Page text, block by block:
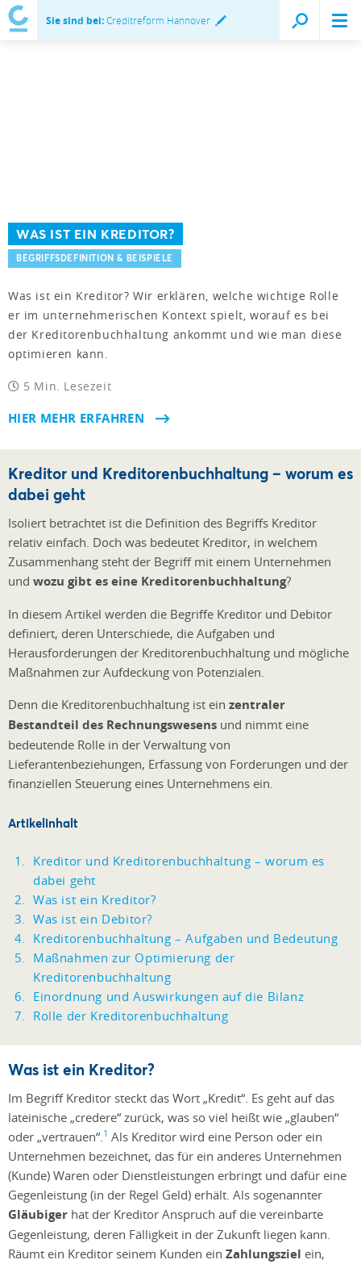
Sie sind bei:Creditreform Hannover
WAS IST EIN KREDITOR?
BEGRIFFSDEFINITION & BEISPIELE
Was ist ein Kreditor? Wir erklären, welche wichtige Rolle
er im unternehmerischen Kontext spielt, worauf es bei
der Kreditorenbuchhaltung ankommt und wie man diese
optimieren kann.
5 Min. Lesezeit
HIER MEHR ERFAHREN
Kreditor und Kreditorenbuchhaltung – worum es
dabei geht
Isoliert betrachtet ist die Definition des Begriffs Kreditor
relativ einfach. Doch was bedeutet Kreditor, in welchem
Zusammenhang steht der Begriff mit einem Unternehmen
und wozu gibt es eine Kreditorenbuchhaltung?
In diesem Artikel werden die Begriffe Kreditor und Debitor
definiert, deren Unterschiede, die Aufgaben und
Herausforderungen der Kreditorenbuchhaltung und mögliche
Maßnahmen zur Aufdeckung von Potenzialen.
Denn die Kreditorenbuchhaltung ist ein zentraler
Bestandteil des Rechnungswesens und nimmt eine
bedeutende Rolle in der Verwaltung von
Lieferantenbeziehungen, Erfassung von Forderungen und der
finanziellen Steuerung eines Unternehmens ein.
Artikelinhalt
Kreditor und Kreditorenbuchhaltung – worum es
dabei geht
Was ist ein Kreditor?
Was ist ein Debitor?
Kreditorenbuchhaltung – Aufgaben und Bedeutung
Maßnahmen zur Optimierung der
Kreditorenbuchhaltung
Einordnung und Auswirkungen auf die Bilanz
Rolle der Kreditorenbuchhaltung
Was ist ein Kreditor?
Im Begriff Kreditor steckt das Wort „Kredit“. Es geht auf das
lateinische „credere“ zurück, was so viel heißt wie „glauben“
oder „vertrauen“.1 Als Kreditor wird eine Person oder ein
Unternehmen bezeichnet, das für ein anderes Unternehmen
(Kunde) Waren oder Dienstleistungen erbringt und dafür eine
Gegenleistung (in der Regel Geld) erhält. Als sogenannter
Gläubiger hat der Kreditor Anspruch auf die vereinbarte
Gegenleistung, deren Fälligkeit in der Zukunft liegen kann.
Räumt ein Kreditor seinem Kunden ein Zahlungsziel ein,